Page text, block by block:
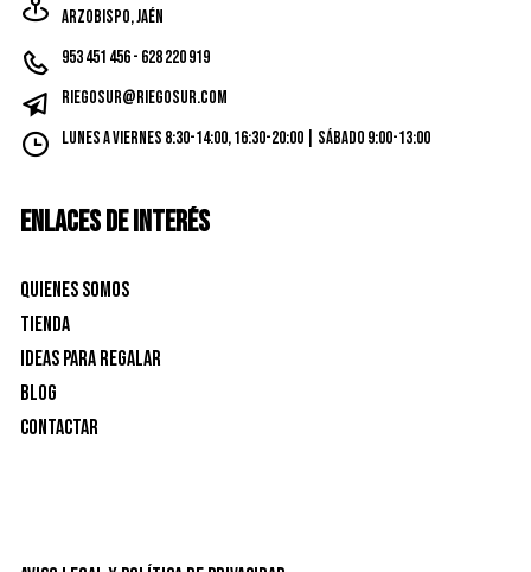
Arzobispo, Jaén
953 451 456 - 628 220 919
riegosur@riegosur.com
Lunes a Viernes 8:30-14:00, 16:30-20:00 | Sábado 9:00-13:00
ENLACES DE INTERÉS
Quienes Somos
Tienda
Ideas para Regalar
Blog
Contactar